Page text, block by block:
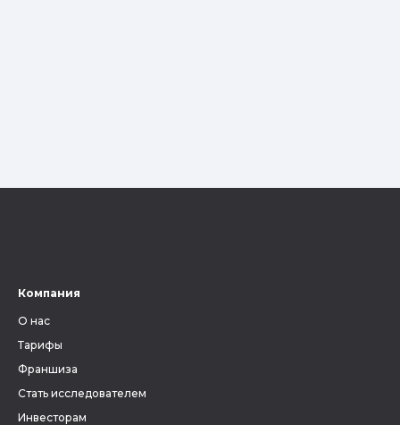
Компания
О нас
Тарифы
Франшиза
Стать исследователем
Инвесторам